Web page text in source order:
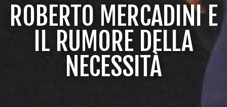
ROBERTO MERCADINI E
IL RUMORE DELLA
NECESSITÀ